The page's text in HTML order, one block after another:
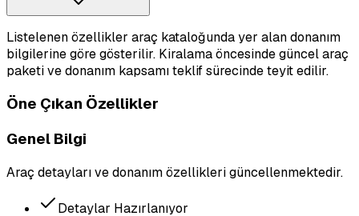
Listelenen özellikler araç kataloğunda yer alan donanım
bilgilerine göre gösterilir. Kiralama öncesinde güncel araç
paketi ve donanım kapsamı teklif sürecinde teyit edilir.
Öne Çıkan Özellikler
Genel Bilgi
Araç detayları ve donanım özellikleri güncellenmektedir.
Detaylar Hazırlanıyor